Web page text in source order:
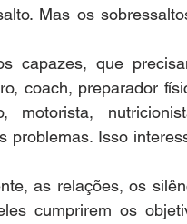
Mas os
capazes, que
coach, preparador
motorista,
problemas. Isso
as relações, os
cumprirem os